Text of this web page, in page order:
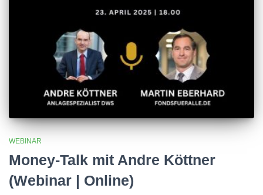
WEBINAR
Money-Talk mit Andre Köttner
(Webinar | Online)